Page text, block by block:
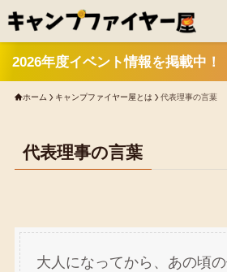
2026年度イベント情報を掲載中！
ホーム キャンプファイヤー屋とは 代表理事の言葉
代表理事の言葉
大人になってから、あの頃